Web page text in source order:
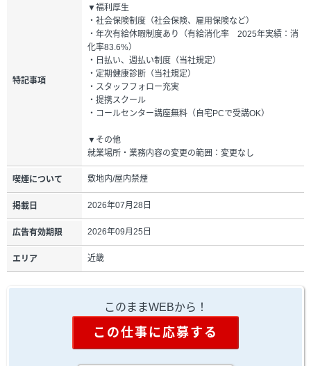
特記事項
▼福利厚生
・社会保険制度（社会保険、雇用保険など）
・年次有給休暇制度あり（有給消化率 2025年実績：消
化率83.6%）
・日払い、週払い制度（当社規定）
・定期健康診断（当社規定）
・スタッフフォロー充実
・提携スクール
・コールセンター講座無料（自宅PCで受講OK）
▼その他
就業場所・業務内容の変更の範囲：変更なし
喫煙について 敷地内/屋内禁煙
掲載日 2026年07月28日
広告有効期限 2026年09月25日
エリア 近畿
このままWEBから！
この仕事に応募する